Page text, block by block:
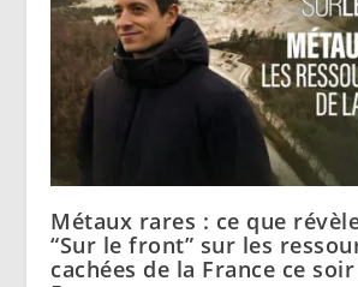
Métaux rares : ce que
“Sur le front” sur les
cachées de la France ce